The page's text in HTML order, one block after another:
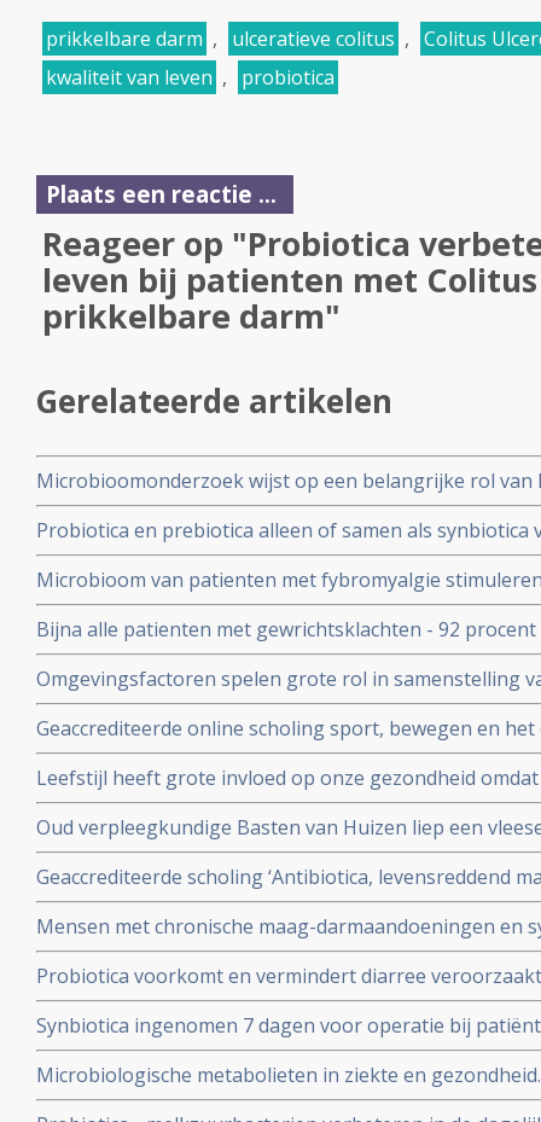
prikkelbare darm , ulceratieve colitus , Colitus
kwaliteit van leven , probiotica
Plaats een reactie ...
Reageer op "Probiotica
leven bij patienten met Colitus
prikkelbare darm"
Gerelateerde artikelen
Microbioomonderzoek wijst op een belangrijke rol
Prikkelbaredarmsyndroom (PDS)
Probiotica en prebiotica alleen of samen als synbiotica
van depressie en angst bij patiënten met een
gebruiken ervan
Microbioom van patienten met fybromyalgie
darmmicrobioom van gezonde mensen vermindert
leven aanzienlijk
Bijna alle patienten met gewrichtsklachten - 92
waarbij reguliere en complementaire middelen worden
Omgevingsfactoren spelen grote rol in samenstelling
darmmicrobiota en heeft grote invloed op onze
Geaccrediteerde online scholing sport, bewegen en
en therapeuten. Data 23 mei 2024 en 4 juni 2024.
Leefstijl heeft grote invloed op onze gezondheid
wordt aangetast. Dagelijks probiotica kan helpen
Oud verpleegkundige Basten van Huizen liep een
zwaar verminkte maar met probiotica herstelde hij zo
kan doen
Geaccrediteerde scholing ‘Antibiotica, levensreddend
en 13 juni 2023 via webinar vanuit Winclove Amsterdam
Mensen met chronische maag-darmaandoeningen en
angstigheid kunnen baat hebben bij probiotica
Probiotica voorkomt en vermindert diarree
blijkt uit internationaal onderzoek.
Synbiotica ingenomen 7 dagen voor operatie bij
vermindert kans op sterfte aan infectie, geeft korter
gebruik van antibiotica copy 1
Microbiologische metabolieten in ziekte en
uitlegt van een goede darmflora en hoe je die kunt